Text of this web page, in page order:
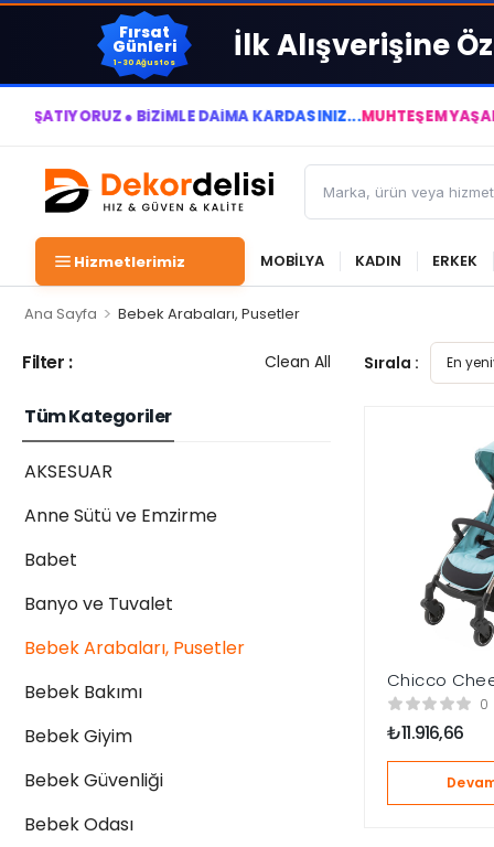
Fırsat
Günleri
1-30 Ağustos İlk Alışverişine
● BİZİMLE DAİMA KÂRDASINIZ...MUHTEŞEM YAŞAM
Hizmetlerimiz MOBİLYA KADIN ERKEK
Ana Sayfa > Bebek Arabaları, Pusetler
Filter : Clean All
Tüm Kategoriler
AKSESUAR
Anne Sütü ve Emzirme
Babet
Banyo ve Tuvalet
Bebek Arabaları, Pusetler
Bebek Bakımı
Bebek Giyim
Bebek Güvenliği
Bebek Odası
Sırala :
Chicco
Bebek
0
₺11.916,66